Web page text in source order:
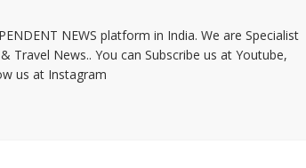
NEWS platform in India. We are Specialist
Travel News.. You can Subscribe us at Youtube,
us at Instagram